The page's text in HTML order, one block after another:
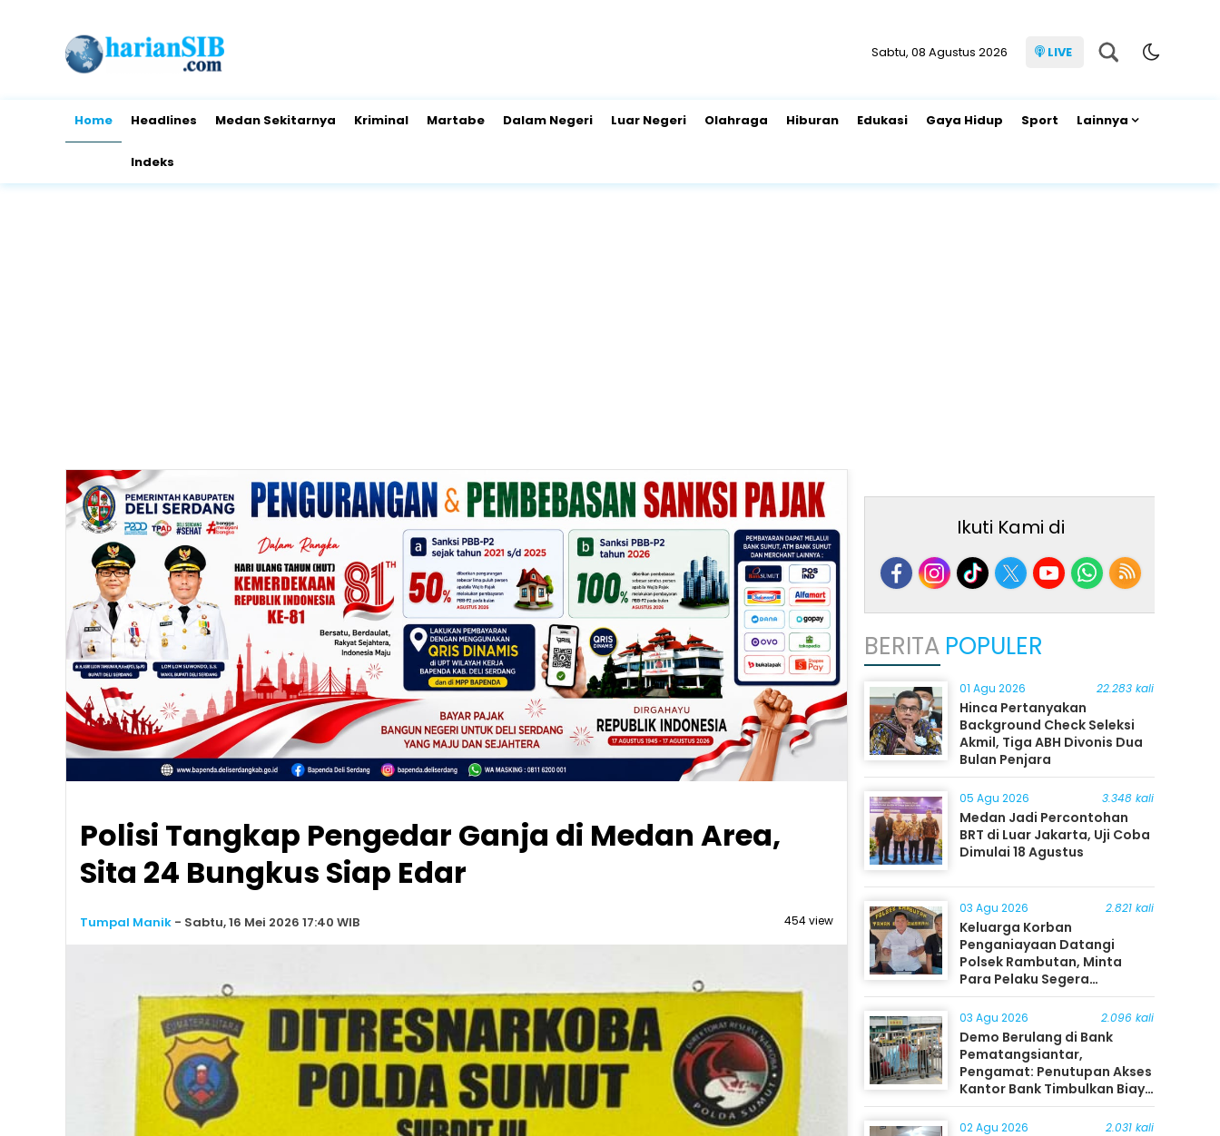
Sabtu, 08 Agustus 2026 LIVE
Home Headlines Medan Sekitarnya Kriminal Martabe Dalam Negeri Luar Negeri Olahraga Hiburan Edukasi Gaya Hidup Sport Lainnya
Indeks
Polisi Tangkap Pengedar Ganja di Medan Area,
Sita 24 Bungkus Siap Edar
Tumpal Manik - Sabtu, 16 Mei 2026 17:40 WIB 454 view
Ikuti Kami di
BERITA POPULER
01 Agu 2026 22.283 kali
Hinca Pertanyakan
Background Check Seleksi
Akmil, Tiga ABH Divonis Dua
Bulan Penjara
05 Agu 2026 3.348 kali
Medan Jadi Percontohan
BRT di Luar Jakarta, Uji Coba
Dimulai 18 Agustus
03 Agu 2026 2.821 kali
Keluarga Korban
Penganiayaan Datangi
Polsek Rambutan, Minta
Para Pelaku Segera
Ditangkap
03 Agu 2026 2.096 kali
Demo Berulang di Bank
Pematangsiantar,
Pengamat: Penutupan Akses
Kantor Bank Timbulkan Biaya
Ekonomi bagi Masyarakat
02 Agu 2026 2.031 kali